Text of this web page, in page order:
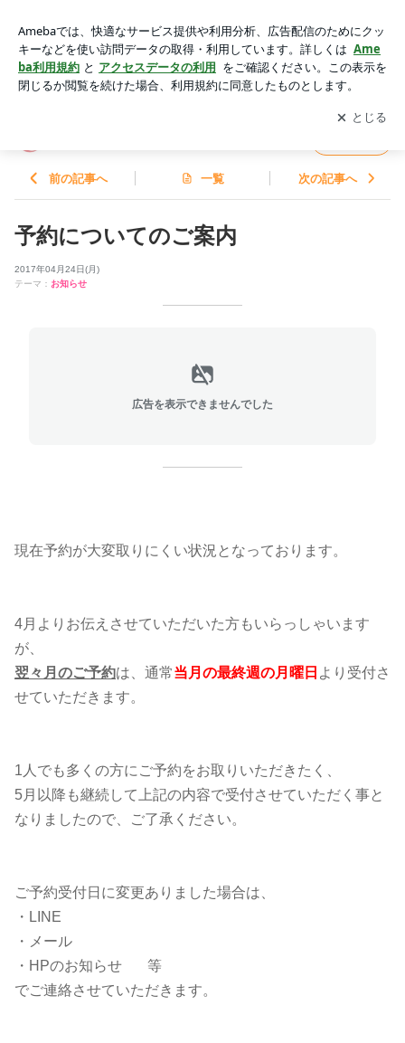
アプリをダウンロードして ブログの更新通知
を受け取りまし
ょう。
開く
前の記事へ 一覧 次の記事へ
予約についてのご案内
2017年04月24日(月)
テーマ： お知らせ
広告を表示できませんでした
現在予約が大変取りにくい状況となっております。
4月よりお伝えさせていただいた方もいらっしゃいます
が、
翌々月のご予約は、通常当月の最終週の月曜日 より受付さ
せていただきます。
1人でも多くの方にご予約をお取りいただきたく、
5月以降も継続して上記の内容で受付させていただく事と
なりましたので、ご了承ください。
ご予約受付日に変更ありました場合は、
・LINE
・メール
・HPのお知らせ 等
でご連絡させていただきます。